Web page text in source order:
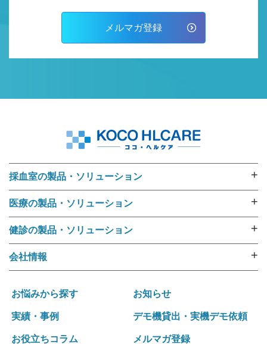
メルマガ登録
+
採血室の製品・ソリューション
採血業務ソリューション
採血管準備装置 i･pres core
採血管準備装置 i･pres fine
採血管準備装置 i・pres fit Ⅱ
尿カップラベラー CL-350
採血業務支援システム RInCS
採血業務指標化システム
+
医療の製品・ソリューション
外来用リストバンド
RFIDリストバンド（E-ブレス®）
ラベル・リストバンド・RFID プリンタipシリーズ
入院用リストバンド
バーコードリーダー
リストバンド発行パッケージ Freeni
医療事務プリント改善ソリューション
+
健診の製品・ソリューション
健診機関向けリストバンド
受診者名簿データ変換ツール 受診者Dataメイキング
キュー
受診キット発送アウトソーシング
+
会社情報
選ばれる理由
運営ポリシー
社訓･経営理念
拠点一覧･グループネットワーク
お悩みから探す
実績・事例
お役立ちコラム
お知らせ
デモ機貸出・実機デモ依頼
メルマガ登録